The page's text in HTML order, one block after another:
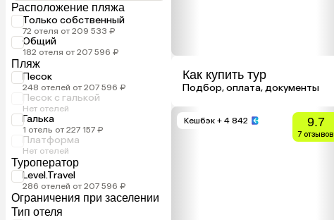
Расположение пляжа
Только собственный
72 отеля от 209 533 ₽
Общий
182 отеля от 207 596 ₽
Пляж
Песок
248 отелей от 207 596 ₽
Песок с галькой
Нет отелей
Галька
1 отель от 227 157 ₽
Платформа
Нет отелей
Туроператор
Level.Travel
286 отелей от 207 596 ₽
Ограничения при заселении
Тип отеля
Как купить тур
Подбор, оплата, документы
Кешбэк + 4 842 9.7
7 отзывов